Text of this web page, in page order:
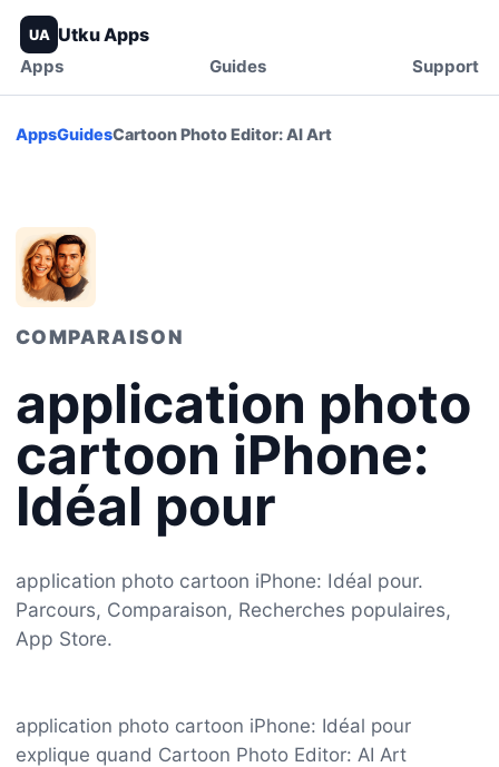
UA Utku Apps
Apps Guides Support
AppsGuidesCartoon Photo Editor: AI Art
COMPARAISON
application photo
cartoon iPhone:
Idéal pour
application photo cartoon iPhone: Idéal pour.
Parcours, Comparaison, Recherches populaires,
App Store.
application photo cartoon iPhone: Idéal pour
explique quand Cartoon Photo Editor: AI Art